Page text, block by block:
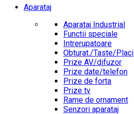
Aparataj
Aparataj Industrial
Functii speciale
Intrerupatoare
Obturat./Taste/Placi
Prize AV/difuzor
Prize date/telefon
Prize de forta
Prize tv
Rame de ornament
Senzori aparataj